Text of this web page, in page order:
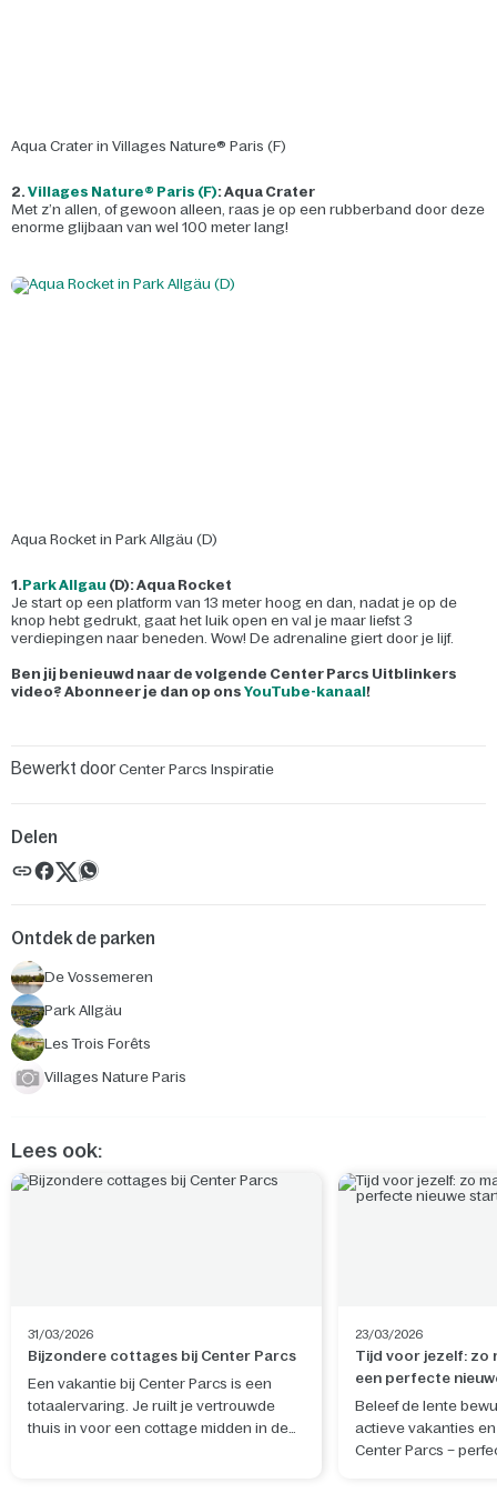
Aqua Crater in Villages Nature® Paris (F)
2. Villages Nature® Paris (F): Aqua Crater
Met z’n allen, of gewoon alleen, raas je op een rubberband door deze
enorme glijbaan van wel 100 meter lang!
Aqua Rocket in Park Allgäu (D)
1.Park Allgau (D): Aqua Rocket
Je start op een platform van 13 meter hoog en dan, nadat je op de
knop hebt gedrukt, gaat het luik open en val je maar liefst 3
verdiepingen naar beneden. Wow! De adrenaline giert door je lijf.
Ben jij benieuwd naar de volgende Center Parcs Uitblinkers
video? Abonneer je dan op ons YouTube-kanaal!
Bewerkt doorCenter Parcs Inspiratie
Ontdek de parken
De Vossemeren
Park Allgäu
Les Trois Forêts
Villages Nature Paris
Delen
Lees ook:
31/03/2026
Bijzondere cottages bij Center Parcs
Een vakantie bij Center Parcs is een
totaalervaring. Je ruilt je vertrouwde
thuis in voor een cottage midden in de
23/03/2026
Tijd voor jezelf: zo
een perfecte
Beleef de lente
actieve vakanties
Center Parcs –